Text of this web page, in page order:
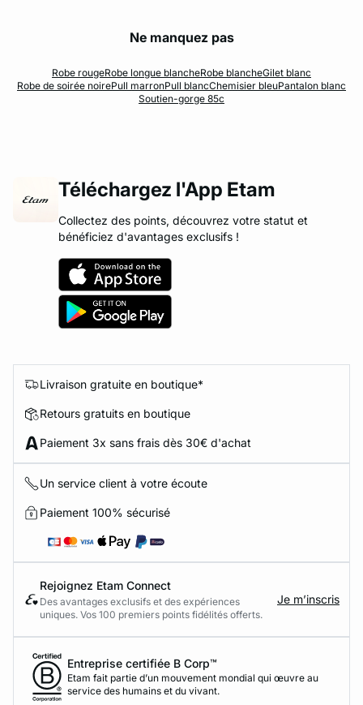
Ne manquez pas
Robe rougeRobe longue blancheRobe blancheGilet blanc
Robe de soirée noirePull marronPull blancChemisier bleuPantalon blanc
Soutien-gorge 85c
Téléchargez l'App Etam
Collectez des points, découvrez votre statut et
bénéficiez d'avantages exclusifs !
Livraison gratuite en boutique*
Retours gratuits en boutique
Paiement 3x sans frais dès 30€ d'achat
Un service client à votre écoute
Paiement 100% sécurisé
Rejoignez Etam Connect
Des avantages exclusifs et des expériences
uniques. Vos 100 premiers points fidélités offerts.
Je m’inscris
Entreprise certifiée B Corp™
Etam fait partie d’un mouvement mondial qui œuvre au
service des humains et du vivant.